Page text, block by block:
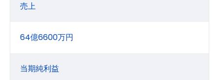
売上
64億6600万円
当期純利益